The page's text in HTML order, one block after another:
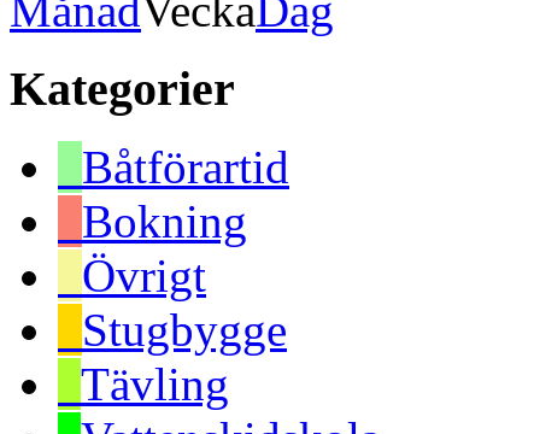
MånadVeckaDag
Kategorier
Båtförartid
Bokning
Övrigt
Stugbygge
Tävling